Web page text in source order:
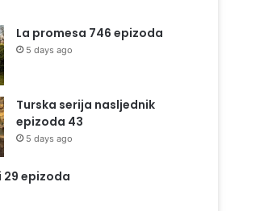
La promesa 746 epizoda
5 days ago
Turska serija nasljednik
epizoda 43
5 days ago
29 epizoda